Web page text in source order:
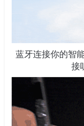
蓝牙连接你的智
接